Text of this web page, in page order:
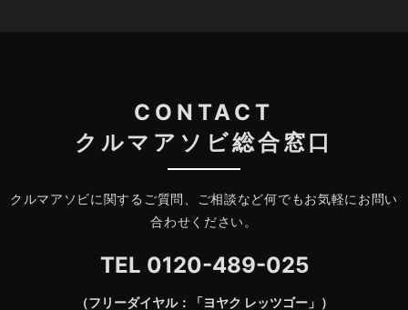
CONTACT
クルマアソビ総合窓口
クルマアソビに関するご質問、ご相談など何でもお気軽にお問い
合わせください。
TEL 0120-489-025
（フリーダイヤル：「ヨヤク レッツゴー」）